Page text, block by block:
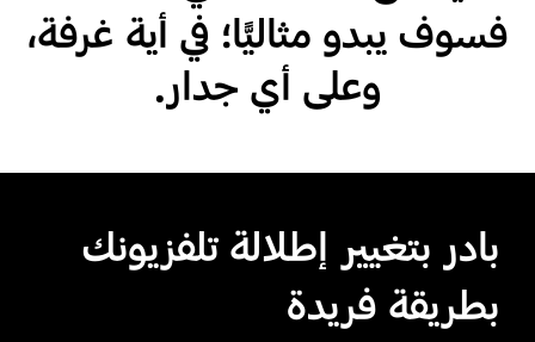
فسوف يبدو مثاليًّا؛ في أية غرفة،
وعلى أي جدار.
بادر بتغيير إطلالة تلفزيونك
بطريقة فريدة